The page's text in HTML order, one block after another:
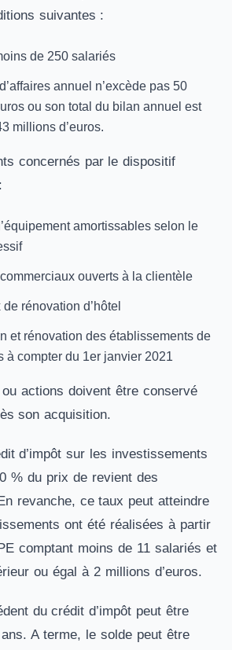
suivantes :
de 250 salariés
annuel n’excède pas 50
ou son total du bilan annuel est
millions d’euros.
concernés par le dispositif
amortissables selon le
ouverts à la clientèle
rénovation d’hôtel
et rénovation des établissements de
à compter du 1er janvier 2021
actions doivent être conservé
son acquisition.
d’impôt sur les investissements
% du prix de revient des
revanche, ce taux peut atteindre
ont été réalisées à partir
comptant moins de 11 salariés et
ou égal à 2 millions d’euros.
du crédit d’impôt peut être
A terme, le solde peut être